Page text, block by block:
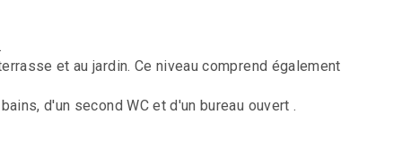
et au jardin. Ce niveau comprend également
d'un second WC et d'un bureau ouvert .